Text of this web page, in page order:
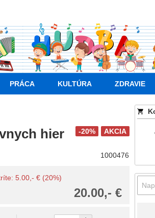
PRÁCA KULTÚRA ZDRAVIE
AKCIA
-20%
hier
1000476
5.00,- € (20%)
20.00,- €